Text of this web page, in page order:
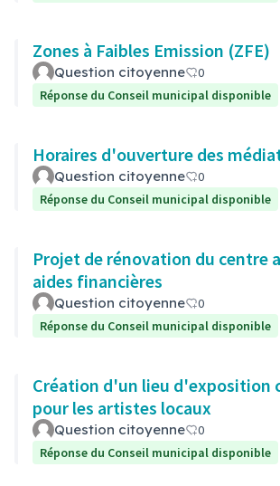
Zones à Faibles Emission (ZFE)
Question citoyenne
0
Réponse du Conseil municipal disponible
Horaires d'ouverture des
Question citoyenne
0
Réponse du Conseil municipal disponible
Projet de rénovation du centre
aides financières
Question citoyenne
0
Réponse du Conseil municipal disponible
Création d'un lieu d'exposition
pour les artistes locaux
Question citoyenne
0
Réponse du Conseil municipal disponible